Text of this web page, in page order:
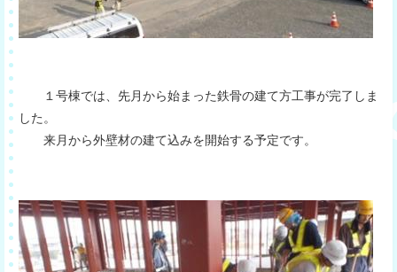
１号棟では、先月から始まった鉄骨の建て方工事が完了しま
した。
来月から外壁材の建て込みを開始する予定です。